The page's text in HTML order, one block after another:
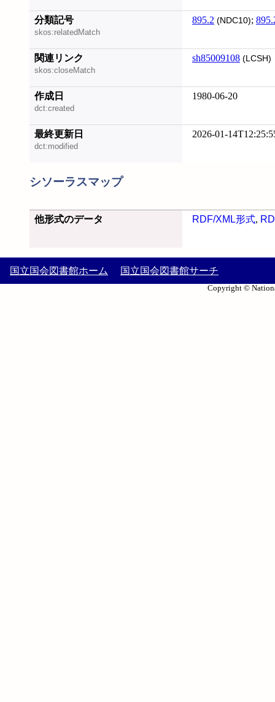
分類記号
skos:relatedMatch
895.2 (NDC10);
関連リンク
skos:closeMatch
sh85009108 (LCSH)
作成日
dct:created
1980-06-20
最終更新日
dct:modified
2026-01-
シソーラスマップ
他形式のデータ RDF/XML形式,
国立国会図書館ホーム 国立国会図書館サーチ
Copyright ©